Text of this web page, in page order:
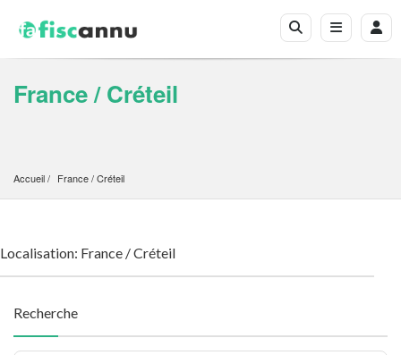
France / Créteil
Accueil France / Créteil
Localisation: France / Créteil
Recherche